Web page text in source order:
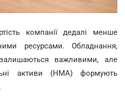
компанії дедалі менше
ресурсами. Обладнання,
важливими, але
активи (НМА) формують